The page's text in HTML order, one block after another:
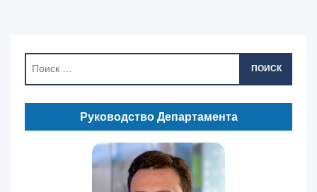
ПОИСК
Руководство Департамента